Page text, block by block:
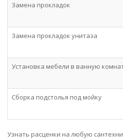
Замена прокладок
Замена прокладок унитаза
Установка мебели в ванную
Сборка подстолья под мойку
Узнать расценки на любую